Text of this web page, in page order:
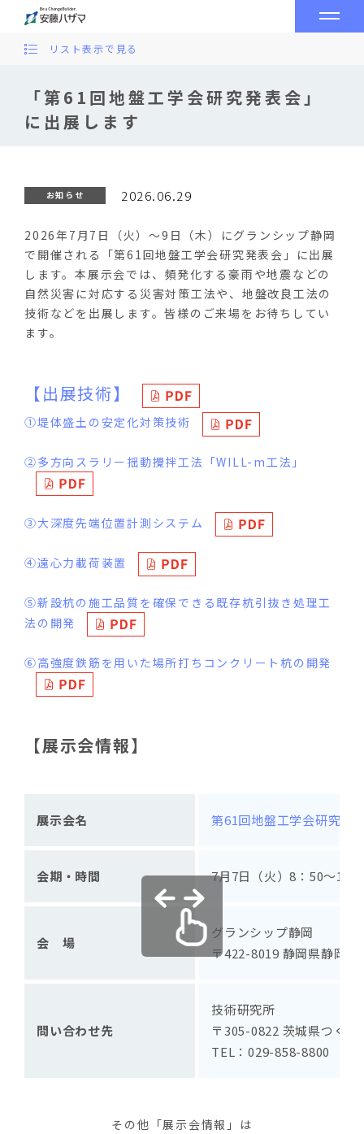
「第61回地盤工学会研究発表会」
に出展します
リスト表示で見る
お知らせ 2026.06.29
2026年7月7日（火）～9日（木）にグランシップ静岡
で開催される「第61回地盤工学会研究発表会」に出展
します。本展示会では、頻発化する豪雨や地震などの
自然災害に対応する災害対策工法や、地盤改良工法の
技術などを出展します。皆様のご来場をお待ちしてい
ます。
【出展技術】
①堤体盛土の安定化対策技術
②多方向スラリー揺動攪拌工法「WILL-m工法」
③大深度先端位置計測システム
④遠心力載荷装置
⑤新設杭の施工品質を確保できる既存杭引抜き処理工
法の開発
⑥高強度鉄筋を用いた場所打ちコンクリート杭の開発
【展示会情報】
展示会名 第61回地盤工学会研究発
会期・時間 7月7日（火）8：50～18
会 場
グランシップ静岡
〒422-8019 静岡県静岡
問い合わせ先
技術研究所
〒305-0822 茨城県つく
TEL：029-858-8800
その他「展示会情報」は